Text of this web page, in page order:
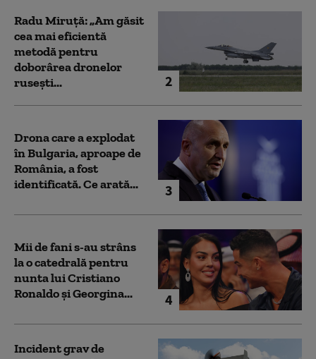
2
Radu Miruță: „Am găsit
cea mai eficientă
metodă pentru
doborârea dronelor
rusești...
3
Drona care a explodat
în Bulgaria, aproape de
România, a fost
identificată. Ce arată...
4
Mii de fani s-au strâns
la o catedrală pentru
nunta lui Cristiano
Ronaldo şi Georgina...
Incident grav de